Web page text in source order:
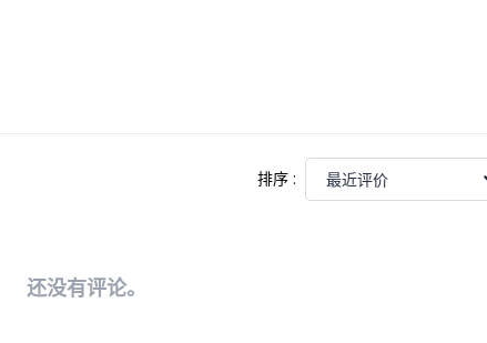
排序 : 最近评价
还没有评论。